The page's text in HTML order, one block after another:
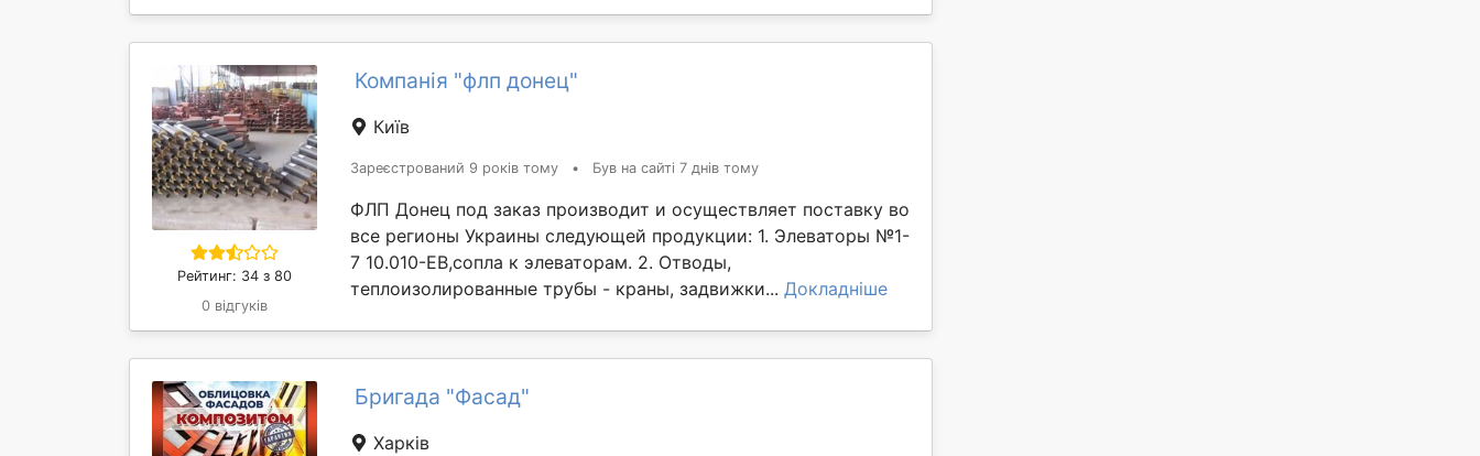
Рейтинг: 34 з 80
0 відгуків
Компанія "флп донец"
Київ
Зареєстрований 9 років тому • Був на сайті 7 днів тому
ФЛП Донец под заказ производит и осуществляет поставку во
все регионы Украины следующей продукции: 1. Элеваторы №1-
7 10.010-ЕВ,сопла к элеваторам. 2. Отводы,
теплоизолированные трубы - краны, задвижки... Докладніше
Бригада "Фасад"
Харків